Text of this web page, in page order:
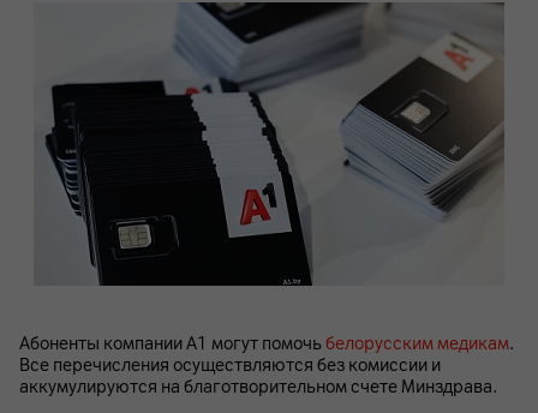
Абоненты компании А1 могут помочь белорусским медикам.
Все перечисления осуществляются без комиссии и
аккумулируются на благотворительном счете Минздрава.